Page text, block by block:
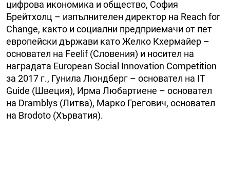
цифрова икономика и общество, София
Брейтхолц – изпълнителен директор на Reach for
Change, както и социални предприемачи от пет
европейски държави като Желко Кхермайер –
основател на Feelif (Словения) и носител на
наградата Еuropean Social Innovation Competition
за 2017 г., Гунила Люндберг – основател на IT
Guide (Швеция), Ирма Любартиене – основател
на Dramblys (Литва), Марко Грегович, основател
на Brodoto (Хърватия).